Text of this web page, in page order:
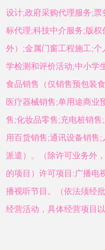
设计;政府采购代理服务;
标代理;科技中介服务;版
外）;金属门窗工程施工;
学检测和评价活动;中小学
食品销售（仅销售预包装
医疗器械销售;单用途商业
售;化妆品零售;充电桩销
用百货销售;通讯设备销售
派遣）。（除许可业务外
的项目）许可项目:广播电
播视听节目。（依法须经
经营活动，具体经营项目